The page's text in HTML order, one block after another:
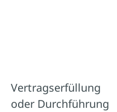
Vertragserfüllung
oder Durchführung